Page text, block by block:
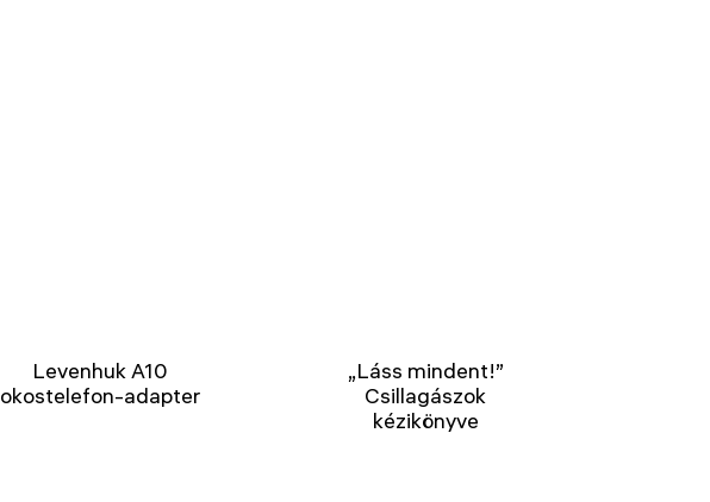
Levenhuk A10
okostelefon-adapter
„Láss mindent!”
Csillagászok
kézikönyve